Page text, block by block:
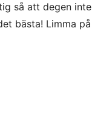
så att degen inte
bästa! Limma på